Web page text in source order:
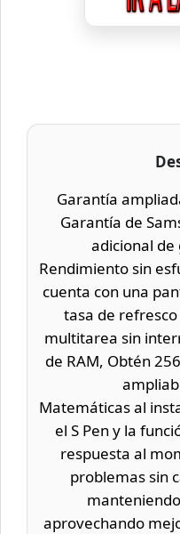
Garantía
Garantía de
adicional
Rendimiento sin
cuenta con una
tasa de
multitarea sin
de RAM, Obtén
Matemáticas al
el S Pen y la
respuesta al
problemas sin
aprovechando